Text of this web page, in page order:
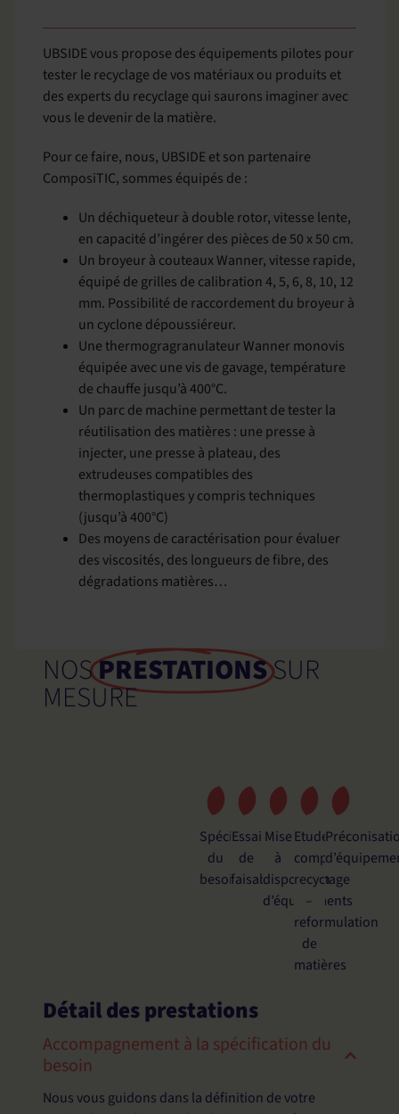
UBSIDE vous propose des équipements pilotes pour
tester le recyclage de vos matériaux ou produits et
des experts du recyclage qui saurons imaginer avec
vous le devenir de la matière.
Pour ce faire, nous, UBSIDE et son partenaire
ComposiTIC, sommes équipés de :
Un déchiqueteur à double rotor, vitesse lente,
en capacité d’ingérer des pièces de 50 x 50 cm.
Un broyeur à couteaux Wanner, vitesse rapide,
équipé de grilles de calibration 4, 5, 6, 8, 10, 12
mm. Possibilité de raccordement du broyeur à
un cyclone dépoussiéreur.
Une thermogragranulateur Wanner monovis
équipée avec une vis de gavage, température
de chauffe jusqu’à 400°C.
Un parc de machine permettant de tester la
réutilisation des matières : une presse à
injecter, une presse à plateau, des
extrudeuses compatibles des
thermoplastiques y compris techniques
(jusqu’à 400°C)
Des moyens de caractérisation pour évaluer
des viscosités, des longueurs de fibre, des
dégradations matières…
NOSPRESTATIONSSUR
MESURE
Spécification
du
besoin
Essai
de
faisabilité
Mise
à
disposition
d’équipements
Etude
complète
recyclage
–
reformulation
de
matières
Détail des prestations
Accompagnement à la spécification du
besoin
Nous vous guidons dans la définition de votre